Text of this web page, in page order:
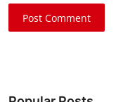
Post Comment